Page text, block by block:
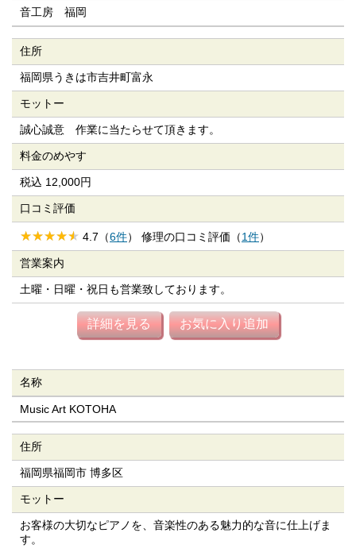
音工房 福岡
住所
福岡県うきは市吉井町富永
モットー
誠心誠意 作業に当たらせて頂きます。
料金のめやす
税込 12,000円
口コミ評価
4.7（6件） 修理の口コミ評価（1件）
営業案内
土曜・日曜・祝日も営業致しております。
詳細を見る お気に入り追加
名称
Music Art KOTOHA
住所
福岡県福岡市 博多区
モットー
お客様の大切なピアノを、音楽性のある魅力的な音に仕上げま
す。